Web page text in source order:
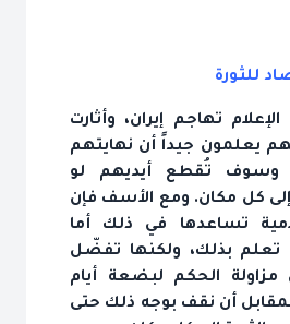
للثورة
تهاجم إيران، وأثارت
يعلمون جيداً أن نهايتهم
وسوف تُقطع أيديهم لو
إلى كل مكان. ومع الأسف فإن
تساعدها في ذلك أما
بذلك، ولكنها تفضّل
الحكم لبضعة أيام
أن نقف بوجه ذلك حتى